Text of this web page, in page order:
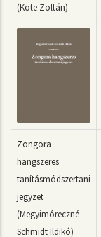
(Köte Zoltán)
Zongora
hangszeres
tanításmódszertani
jegyzet
(Megyimóreczné
Schmidt Ildikó)